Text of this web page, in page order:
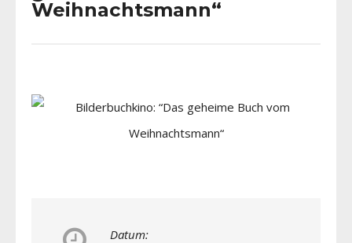
Weihnachtsmann“
Datum: